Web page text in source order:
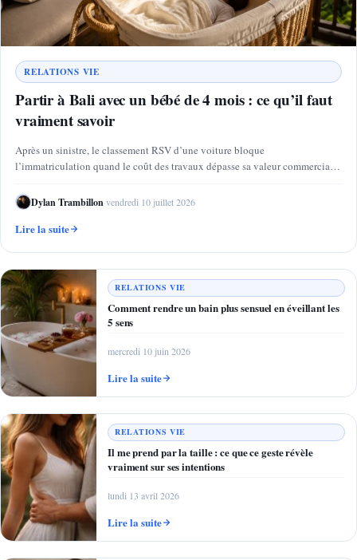
RELATIONS VIE
Partir à Bali avec un bébé de 4 mois : ce qu’il faut
vraiment savoir
Après un sinistre, le classement RSV d’une voiture bloque
l’immatriculation quand le coût des travaux dépasse sa valeur commerciale
Dylan Trambillon·vendredi 10 juillet 2026
Lire la suite
RELATIONS VIE
Comment rendre un bain plus sensuel en éveillant les
5 sens
mercredi 10 juin 2026
Lire la suite
RELATIONS VIE
Il me prend par la taille : ce que ce geste révèle
vraiment sur ses intentions
lundi 13 avril 2026
Lire la suite